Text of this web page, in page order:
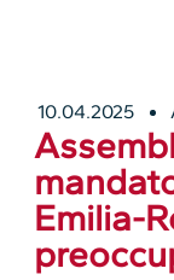
10.04.2025
Emilia-